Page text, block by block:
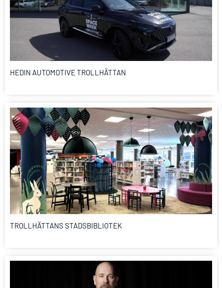
HEDIN AUTOMOTIVE TROLLHÄTTAN
TROLLHÄTTANS STADSBIBLIOTEK